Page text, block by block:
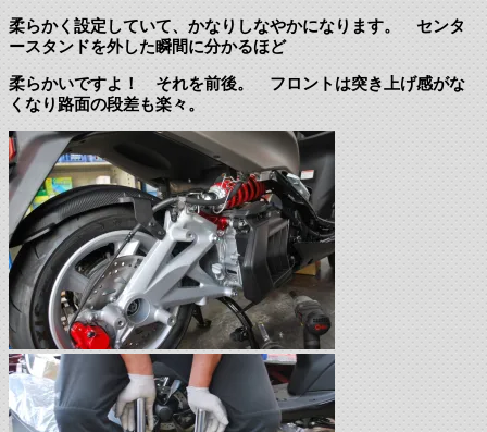
柔らかく設定していて、かなりしなやかになります。 センタ
ースタンドを外した瞬間に分かるほど
柔らかいですよ！ それを前後。 フロントは突き上げ感がな
くなり路面の段差も楽々。